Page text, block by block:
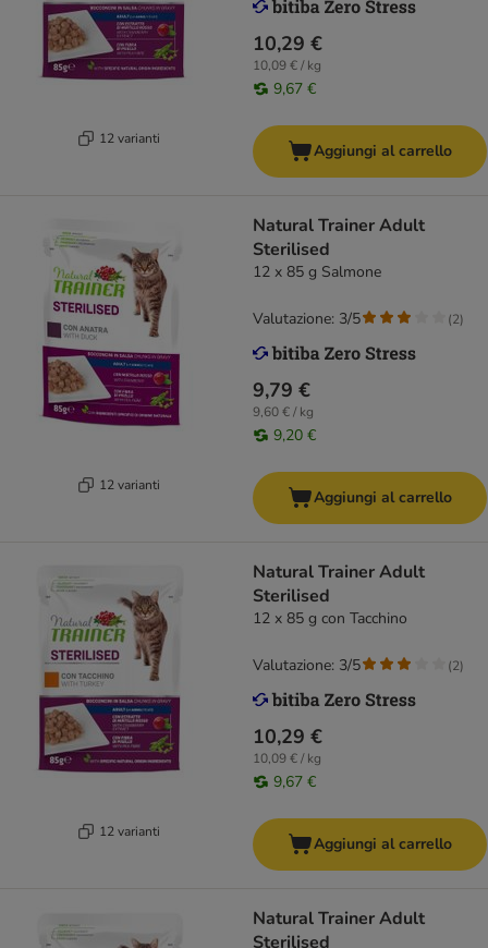
12 varianti
10,29 €
10,09 € / kg
9,67 €
Aggiungi al carrello
12 varianti
Natural Trainer Adult
Sterilised
12 x 85 g Salmone
9,79 €
9,60 € / kg
9,20 €
Valutazione: 3/5 (2)
Aggiungi al carrello
12 varianti
Natural Trainer Adult
Sterilised
12 x 85 g con Tacchino
10,29 €
10,09 € / kg
9,67 €
Valutazione: 3/5 (2)
Aggiungi al carrello
Natural Trainer Adult
Sterilised